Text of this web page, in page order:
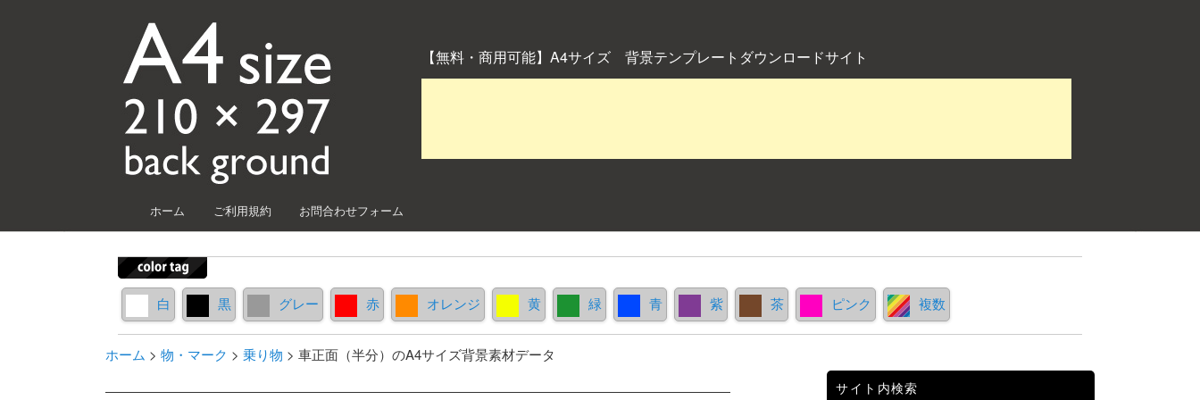
【無料・商用可能】A4サイズ 背景テンプレートダウンロードサイト
メインコンテンツへ移動
サブコンテンツへ移動
ホーム ご利用規約 お問合わせフォーム
白 黒 グレー 赤 オレンジ 黄 緑 青 紫 茶 ピンク 複数
ホーム > 物・マーク > 乗り物 > 車正面（半分）のA4サイズ背景素材データ
サイト内検索